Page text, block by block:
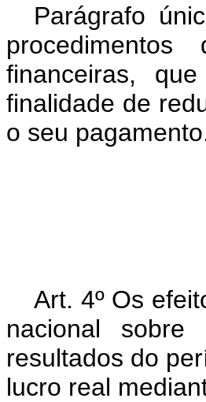
Parágrafo
financeiras,
finalidade de
o seu
Art. 4º Os
nacional
resultados do
lucro real